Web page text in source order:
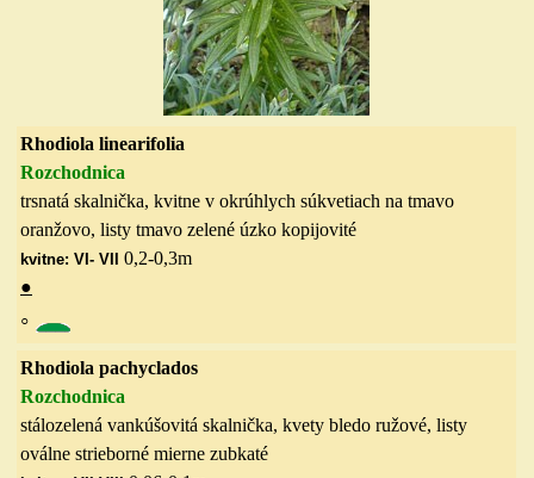
Rhodiola linearifolia
Rozchodnica
trsnatá skalnička, kvitne v okrúhlych súkvetiach na tmavo
oranžovo, listy tmavo zelené úzko kopijovité
kvitne: VI- VII 0,2-0,3m
●
◦
Rhodiola pachyclados
Rozchodnica
stálozelená vankúšovitá skalnička, kvety bledo ružové, listy
oválne strieborné mierne zubkaté